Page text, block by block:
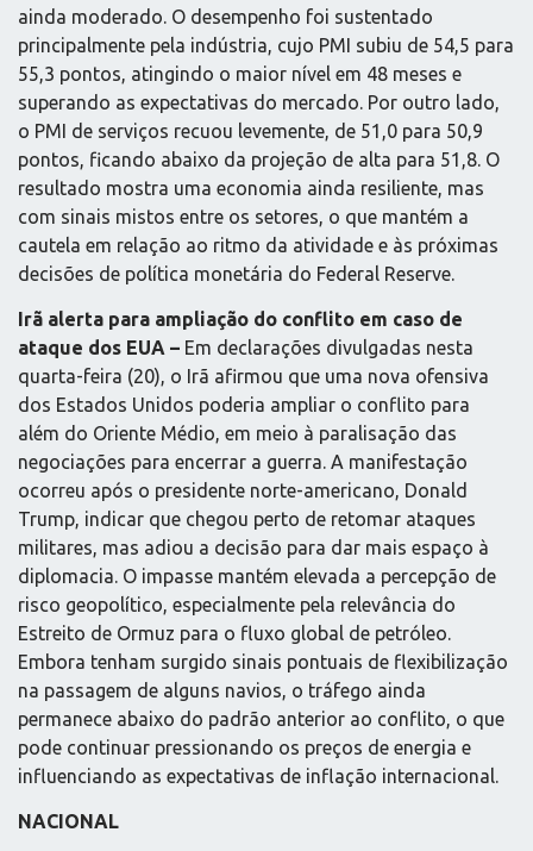
ainda moderado. O desempenho foi sustentado
principalmente pela indústria, cujo PMI subiu de 54,5 para
55,3 pontos, atingindo o maior nível em 48 meses e
superando as expectativas do mercado. Por outro lado,
o PMI de serviços recuou levemente, de 51,0 para 50,9
pontos, ficando abaixo da projeção de alta para 51,8. O
resultado mostra uma economia ainda resiliente, mas
com sinais mistos entre os setores, o que mantém a
cautela em relação ao ritmo da atividade e às próximas
decisões de política monetária do Federal Reserve.
Irã alerta para ampliação do conflito em caso de
ataque dos EUA – Em declarações divulgadas nesta
quarta-feira (20), o Irã afirmou que uma nova ofensiva
dos Estados Unidos poderia ampliar o conflito para
além do Oriente Médio, em meio à paralisação das
negociações para encerrar a guerra. A manifestação
ocorreu após o presidente norte-americano, Donald
Trump, indicar que chegou perto de retomar ataques
militares, mas adiou a decisão para dar mais espaço à
diplomacia. O impasse mantém elevada a percepção de
risco geopolítico, especialmente pela relevância do
Estreito de Ormuz para o fluxo global de petróleo.
Embora tenham surgido sinais pontuais de flexibilização
na passagem de alguns navios, o tráfego ainda
permanece abaixo do padrão anterior ao conflito, o que
pode continuar pressionando os preços de energia e
influenciando as expectativas de inflação internacional.
NACIONAL